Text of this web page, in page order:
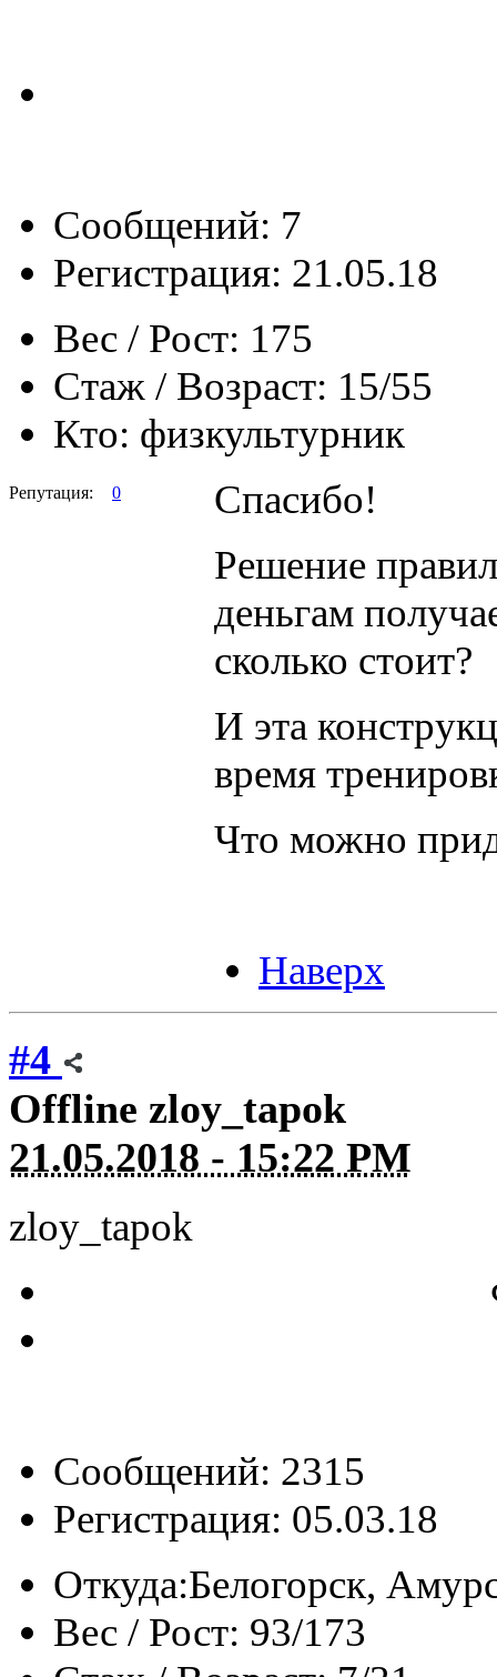
Сообщений: 7
Регистрация: 21.05.18
Вес / Рост: 175
Стаж / Возраст: 15/55
Кто: физкультурник
Репутация: 0
Спасибо!
Решение
деньгам
сколько стоит?
И эта
время
Что можно
Наверх
#4
Offline zloy_tapok
21.05.2018 - 15:22 PM
zloy_tapok
Сообщений: 2315
Регистрация: 05.03.18
Откуда:Белогорск,
Вес / Рост: 93/173